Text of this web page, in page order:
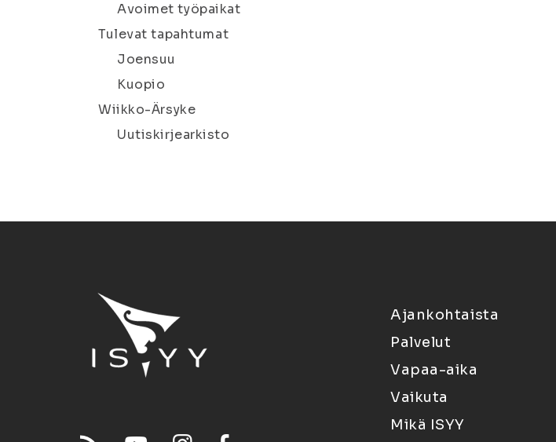
Avoimet työpaikat
Tulevat tapahtumat
Joensuu
Kuopio
Wiikko-Ärsyke
Uutiskirjearkisto
Ajankohtaista
Palvelut
Vapaa-aika
Vaikuta
Mikä ISYY